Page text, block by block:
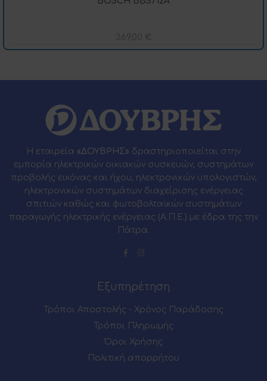
369,00 €
Η εταιρεία «ΔΟΥΒΡΗΣ» δραστηριοποιείται στην
εμπορία ηλεκτρικών οικιακών συσκευών, συστημάτων
προβολής εικόνας και ήχου, ηλεκτρονικών υπολογιστών,
ηλεκτρονικών συστημάτων διαχείρισης ενέργειας
σπιτιών καθώς και φωτοβολταϊκών συστημάτων
παραγωγής ηλεκτρικής ενέργειας (Α.Π.Ε.) με έδρα της την
Πάτρα.
Εξυπηρέτηση
Τρόποι Αποστολής - Χρόνος Παράδοσης
Τρόποι Πληρωμής
Όροι Χρήσης
Πολιτική απορρήτου